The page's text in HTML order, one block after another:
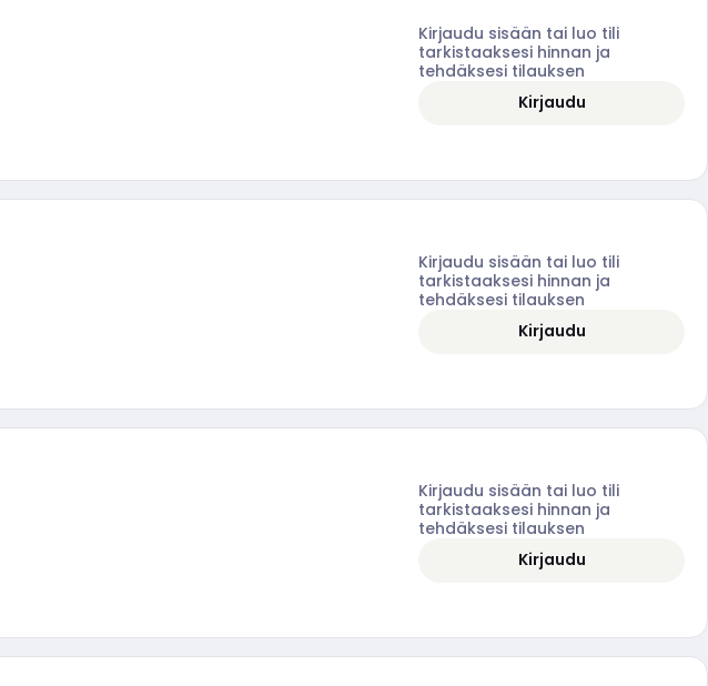
Kirjaudu sisään tai luo tili
tarkistaaksesi hinnan ja
tehdäksesi tilauksen
Kirjaudu
Kirjaudu sisään tai luo tili
tarkistaaksesi hinnan ja
tehdäksesi tilauksen
Kirjaudu
Kirjaudu sisään tai luo tili
tarkistaaksesi hinnan ja
tehdäksesi tilauksen
Kirjaudu